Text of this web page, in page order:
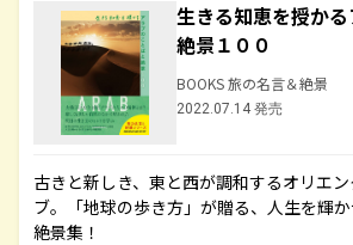
生きる知恵を授か
絶景１００
BOOKS 旅の名言＆絶景
2022.07.14 発売
古きと新しき、東と西が調和するオリエ
ブ。「地球の歩き方」が贈る、人生を輝
絶景集！